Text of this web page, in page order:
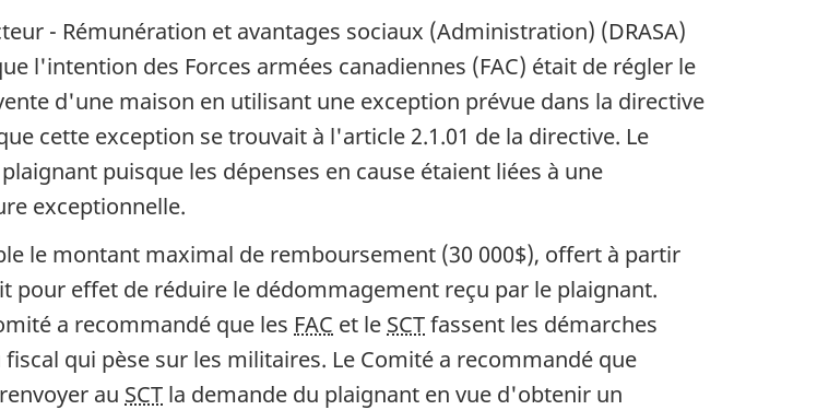
- Rémunération et avantages sociaux (Administration) (DRASA)
l'intention des Forces armées canadiennes (FAC) était de régler le
d'une maison en utilisant une exception prévue dans la directive
cette exception se trouvait à l'article 2.1.01 de la directive. Le
puisque les dépenses en cause étaient liées à une
exceptionnelle.
le montant maximal de remboursement (30 000$), offert à partir
pour effet de réduire le dédommagement reçu par le plaignant.
a recommandé que les FAC et le SCTfassent les démarches
qui pèse sur les militaires. Le Comité a recommandé que
au SCT la demande du plaignant en vue d'obtenir un